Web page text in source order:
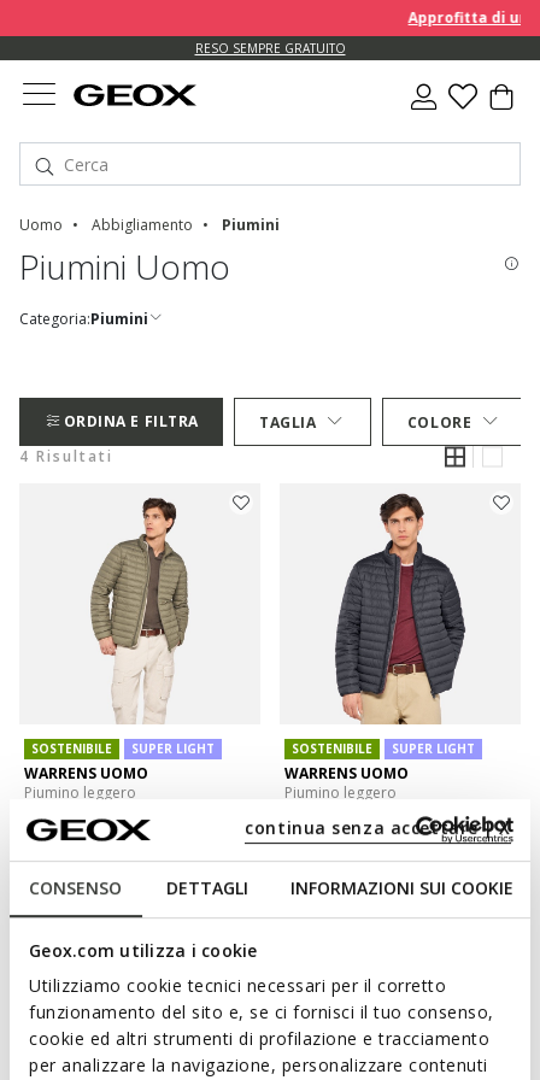
CONSENSO DETTAGLI INFORMAZIONI SUI COOKIE
Geox.com utilizza i cookie
Utilizziamo cookie tecnici necessari per il corretto
funzionamento del sito e, se ci fornisci il tuo consenso,
cookie ed altri strumenti di profilazione e tracciamento
per analizzare la navigazione, personalizzare contenuti
continua senza accettare | X
Approfitta di un
RESO SEMPRE GRATUITO
Uomo Abbigliamento Piumini
Piumini Uomo
Categoria:Piumini
ORDINA E FILTRA TAGLIA
COLORE
4 Risultati
SOSTENIBILE SUPER LIGHT
WARRENS UOMO
Piumino leggero
€97,51
2 COLORI
Price reduced from
to
SOSTENIBILE SUPER LIGHT
WARRENS UOMO
Piumino leggero
€97,51
2 COLORI
Price reduced from
to